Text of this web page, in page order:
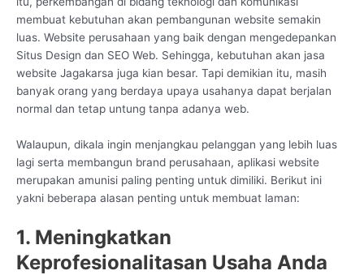
membuat kebutuhan akan pembangunan website semakin
luas. Website perusahaan yang baik dengan mengedepankan
Situs Design dan SEO Web. Sehingga, kebutuhan akan jasa
website Jagakarsa juga kian besar. Tapi demikian itu, masih
banyak orang yang berdaya upaya usahanya dapat berjalan
normal dan tetap untung tanpa adanya web.
Walaupun, dikala ingin menjangkau pelanggan yang lebih luas
lagi serta membangun brand perusahaan, aplikasi website
merupakan amunisi paling penting untuk dimiliki. Berikut ini
yakni beberapa alasan penting untuk membuat laman:
1. Meningkatkan
Keprofesionalitasan Usaha Anda